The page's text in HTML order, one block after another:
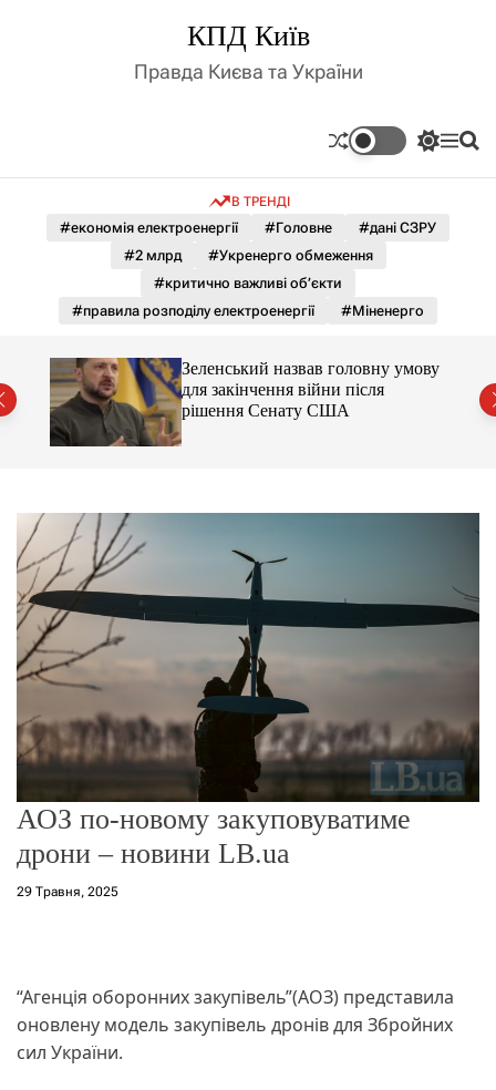
д
КПД Київ
Правда Києва та України
П
м
к
ь
м
М П
В ТРЕНДІ
#економія електроенергії #Головне
#дані СЗРУ
#2 млрд
#Укренерго обмеження
#критично важливі об’єкти
#правила розподілу електроенергії
#Міненерго
Зеленський назвав головну умову
для закінчення війни після
рішення Сенату США
АОЗ по-новому закуповуватиме
дрони – новини LB.ua
29 Травня, 2025
“Агенція оборонних закупівель”(АОЗ) представила
оновлену модель закупівель дронів для Збройних
сил України.